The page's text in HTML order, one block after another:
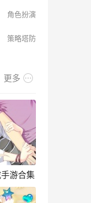
角色扮演
策略塔防
更多
游合集